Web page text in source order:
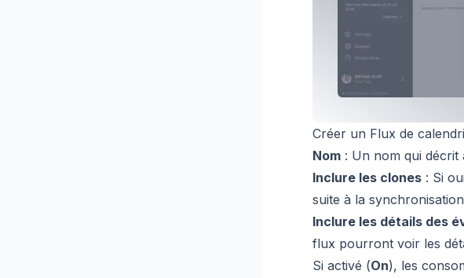
Créer un Flux de
Nom : Un nom qui
Inclure les clones : Si
suite à la
Inclure les détails des
flux pourront voir les
Si activé (On), les